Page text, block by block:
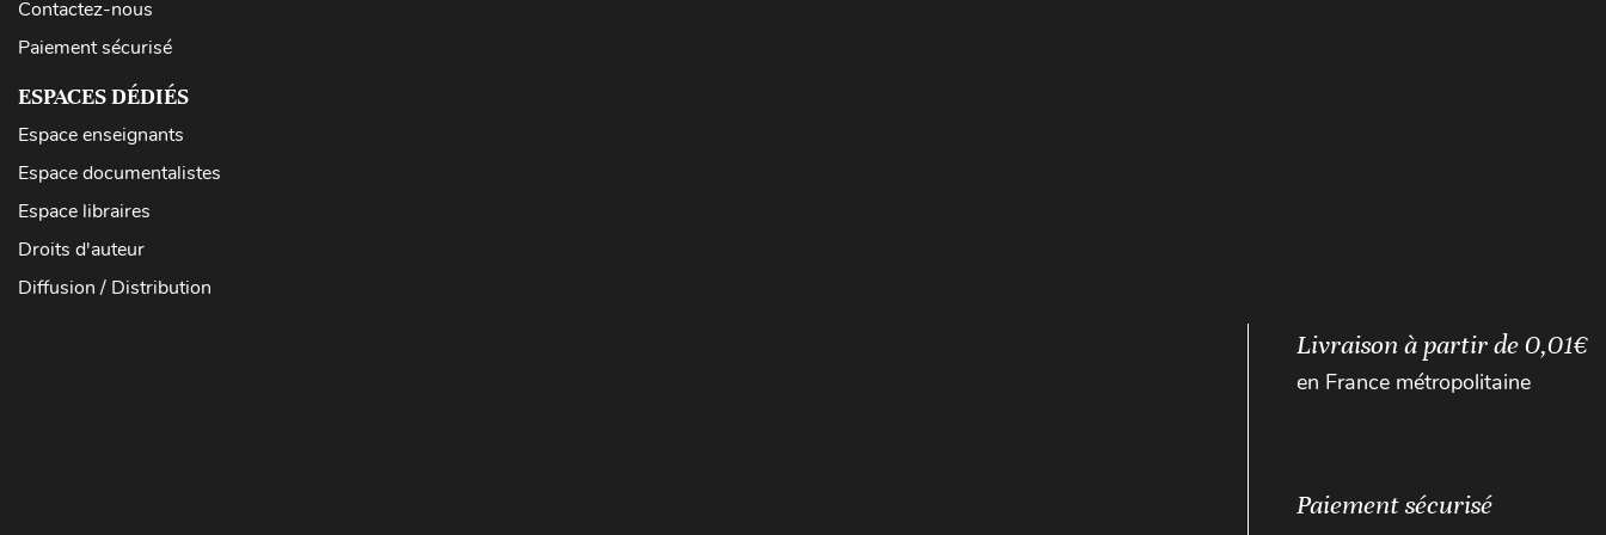
Contactez-nous
Paiement sécurisé
ESPACES DÉDIÉS
Espace enseignants
Espace documentalistes
Espace libraires
Droits d'auteur
Diffusion / Distribution
Livraison à partir de 0,01€
en France métropolitaine
Paiement sécurisé